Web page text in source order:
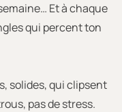
Et à chaque
qui percent ton
solides, qui clipsent
pas de stress.